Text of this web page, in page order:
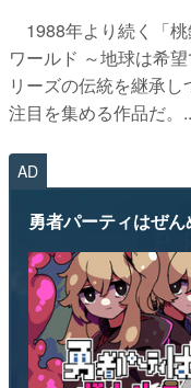
1988年より続く「
ワールド ～地球は希
リーズの伝統を継承
注目を集める作品だ。
AD
勇者パーティはぜん